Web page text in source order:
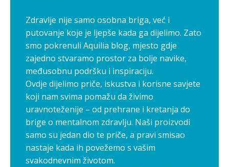
Zdravlje nije samo osobna briga, već i
putovanje koje je ljepše kada ga dijelimo. Zato
smo pokrenuli Aquilia blog, mjesto gdje
zajedno stvaramo prostor za bolje navike,
međusobnu podršku i inspiraciju.
Ovdje dijelimo priče, iskustva i korisne savjete
koji nam svima pomažu da živimo
uravnoteženije – od prehrane i kretanja do
brige o mentalnom zdravlju. Naši proizvodi
samo su jedan dio te priče, a pravi smisao
nastaje kada ih povežemo s vašim
svakodnevnim životom.